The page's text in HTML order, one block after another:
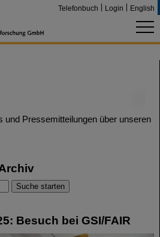
Telefonbuch Login English
und Pressemitteilungen über unseren
Besuch bei GSI/FAIR